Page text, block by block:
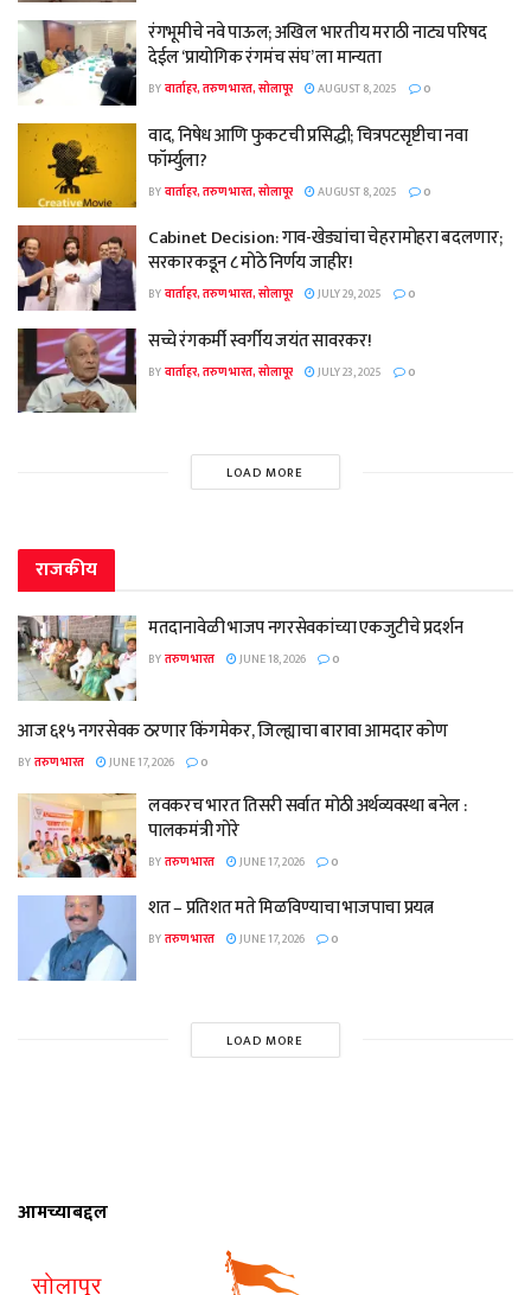
रंगभूमीचे नवे पाऊल; अखिल भारतीय मराठी नाट्य परिषद
देईल ‘प्रायोगिक रंगमंच संघ’ ला मान्यता
BYवार्ताहर, तरुण भारत, सोलापूर AUGUST 8, 2025 0
वाद, निषेध आणि फुकटची प्रसिद्धी; चित्रपटसृष्टीचा नवा
फॉर्म्युला?
BYवार्ताहर, तरुण भारत, सोलापूर AUGUST 8, 2025 0
Cabinet Decision: गाव-खेड्यांचा चेहरामोहरा बदलणार;
सरकारकडून ८ मोठे निर्णय जाहीर!
BYवार्ताहर, तरुण भारत, सोलापूर JULY 29, 2025 0
सच्चे रंगकर्मी स्वर्गीय जयंत सावरकर!
BYवार्ताहर, तरुण भारत, सोलापूर JULY 23, 2025 0
LOAD MORE
राजकीय
मतदानावेळी भाजप नगरसेवकांच्या एकजुटीचे प्रदर्शन
BYतरुण भारत JUNE 18, 2026 0
आज ६१५ नगरसेवक ठरणार किंगमेकर, जिल्ह्याचा बारावा आमदार कोण
BYतरुण भारत JUNE 17, 2026 0
लवकरच भारत तिसरी सर्वात मोठी अर्थव्यवस्था बनेल :
पालकमंत्री गोरे
BYतरुण भारत JUNE 17, 2026 0
शत – प्रतिशत मते मिळविण्याचा भाजपाचा प्रयत्न
BYतरुण भारत JUNE 17, 2026 0
LOAD MORE
आमच्याबद्दल